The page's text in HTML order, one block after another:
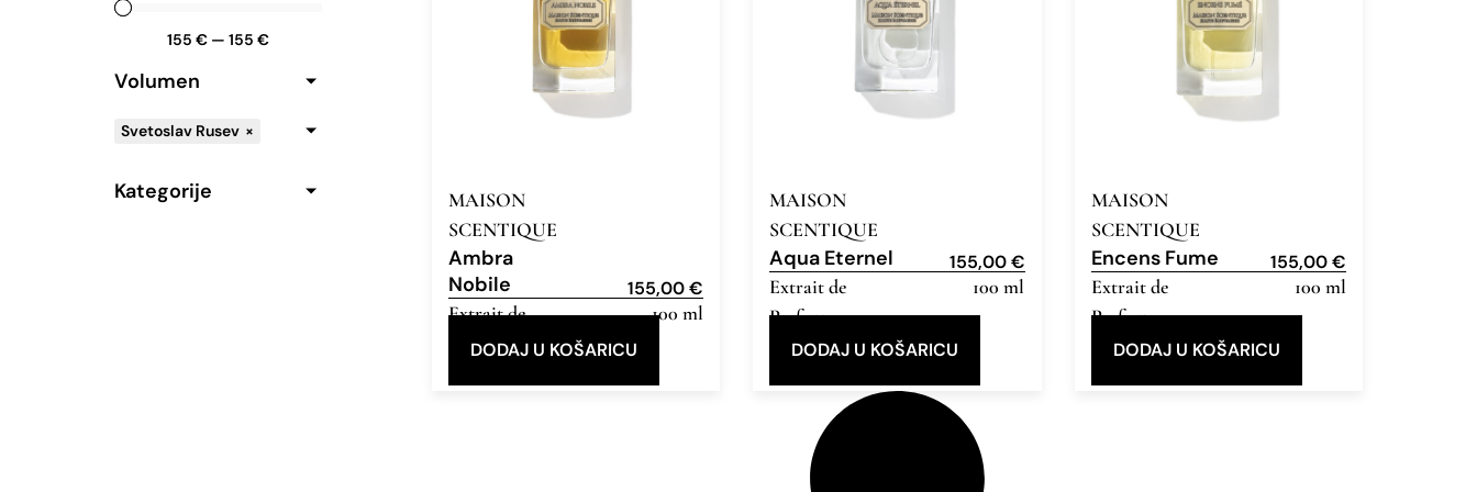
155 € —155 €
Volumen
Svetoslav Rusev ×
Kategorije
MAISON
SCENTIQUE
Ambra
Nobile
155,00€
Extrait de
Parfum
100 ml
DODAJ U KOŠARICU
MAISON
SCENTIQUE
Aqua Eternel 155,00€
Extrait de
Parfum
100 ml
DODAJ U KOŠARICU
MAISON
SCENTIQUE
Encens Fume 155,00€
Extrait de
Parfum
100 ml
DODAJ U KOŠARICU